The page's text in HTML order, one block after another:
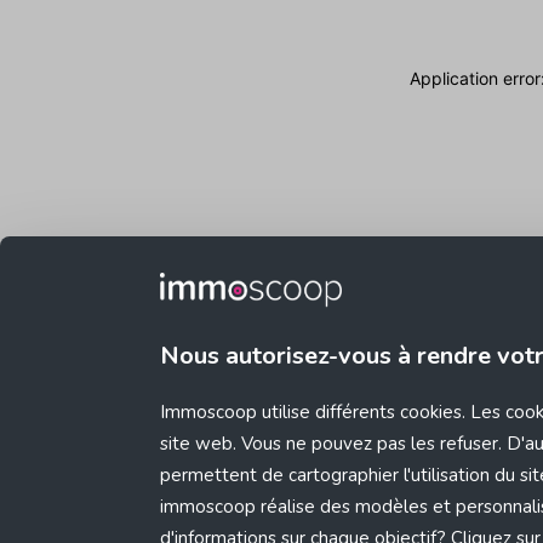
Nous autorisez-vous à rendre
Immoscoop utilise différents cookies. Les
site web. Vous ne pouvez pas les refuser.
permettent de cartographier l'utilisation du
immoscoop réalise des modèles et
d'informations sur chaque objectif? Cliquez
Application